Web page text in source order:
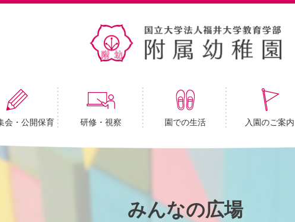
会・公開保育 研修・視察 園での生活 入園のご案内
みんなの広場